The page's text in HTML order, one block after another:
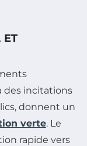
ET
des incitations
donnent un
verte. Le
rapide vers